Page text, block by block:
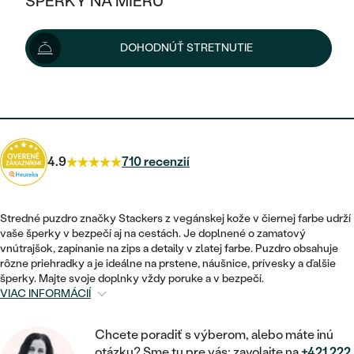
KOMBINOVANÉ ZLATO
PODĽA ŠTÝLU
ETERNITY
VINTAGE
NETRADIČNÉ
POSTRANNÉ DRAHOKAMY
HALO
VINTAGE
SET ZÁSNUBNÉHO PRSTEŇA A
NETRADIČNÉ
ZOSTAVTE SI PRSTEŇ
VÝPREDAJ
ŠPERKY ČO POMÁHAJÚ
PODĽA TYPU
NÁUŠNICE
PRSTENE
PRÍVESKY
NÁRAMKY
SETY
PÁNSKE ŠPERKY
PLATINOVÉ
NAPICHOVACIE
KRUHOVÉ
MINIMALISTICKÉ
VISIACE
SOLITÉR
V TVARE SRDCA
ZLATÉ
STRIEBORNÉ
PODĽA ŠTÝLU
SOLITÉR
NARODENIE DIEŤAŤA
PERSONALIZOVANÉ
SO ZNAMENÍM ZVEROKRUHU
MINIMALISTICKÉ
VÝPREDAJ
ZLATÉ
STRIEBORNÉ
PODĽA ŠTÝLU
ETERNITY
DOHODNÚŤ STRETNUTIE
36 €48 € -25 %
Možnosti doručenia
4.9 710 recenzií
Stredné puzdro značky Stackers z vegánskej kože v čiernej farbe udrží
vaše šperky v bezpečí aj na cestách. Je doplnené o zamatový
vnútrajšok, zapínanie na zips a detaily v zlatej farbe. Puzdro obsahuje
rôzne priehradky a je ideálne na prstene, náušnice, prívesky a ďalšie
šperky. Majte svoje doplnky vždy poruke a v bezpečí.
VIAC INFORMÁCIÍ
Chcete poradiť s výberom, alebo máte inú